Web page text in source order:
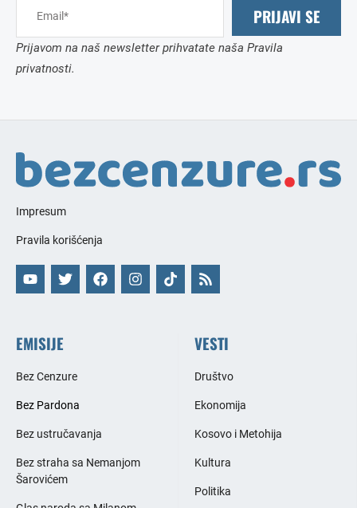
PRIJAVI SE
Prijavom na naš newsletter prihvatate naša Pravila
privatnosti.
Impresum
Pravila korišćenja
EMISIJE
Bez Cenzure
Bez Pardona
Bez ustručavanja
Bez straha sa Nemanjom
Šarovićem
VESTI
Društvo
Ekonomija
Kosovo i Metohija
Kultura
Politika